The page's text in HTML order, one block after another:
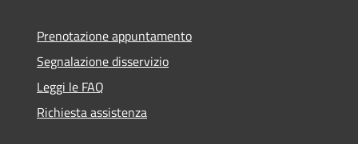
Prenotazione appuntamento
Segnalazione disservizio
Leggi le FAQ
Richiesta assistenza